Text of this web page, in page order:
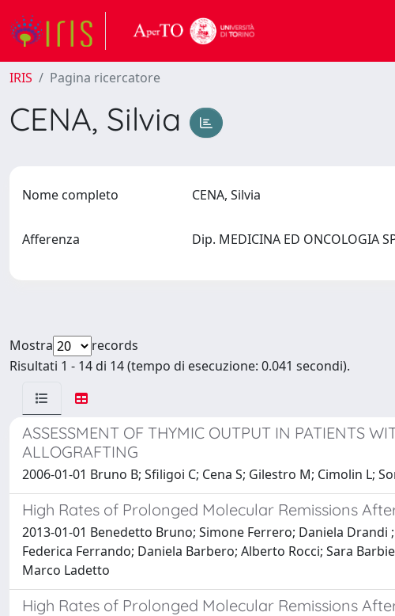
IRIS Pagina ricercatore
CENA, Silvia
Nome completo CENA, Silvia
Afferenza Dip. MEDICINA ED ONCOLOGIA
Mostra
records
Risultati 1 - 14 di 14 (tempo di esecuzione: 0.041 secondi).
ASSESSMENT OF THYMIC OUTPUT IN PATIENTS
ALLOGRAFTING
2006-01-01 Bruno B; Sfiligoi C; Cena S; Gilestro M; Cimolin L;
High Rates of Prolonged Molecular Remissions
2013-01-01 Benedetto Bruno; Simone Ferrero; Daniela
Federica Ferrando; Daniela Barbero; Alberto Rocci; Sara
Marco Ladetto
High Rates of Prolonged Molecular Remissions